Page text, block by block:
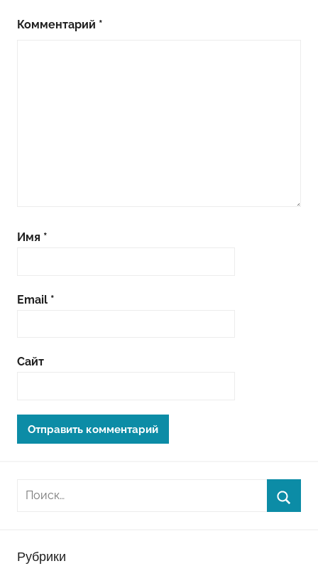
Комментарий *
Имя *
Email *
Сайт
Рубрики